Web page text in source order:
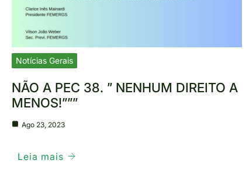
Notícias Gerais
NÃO A PEC 38. ” NENHUM DIREITO A
MENOS!”””
Ago 23, 2023
Leia mais